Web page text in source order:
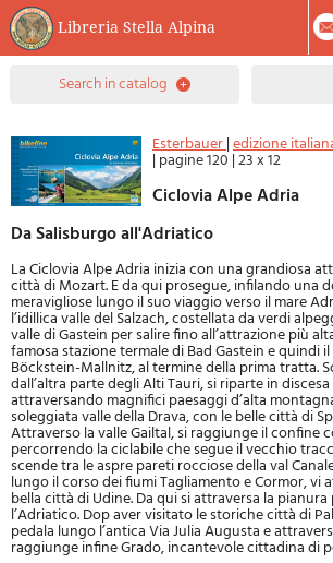
Libreria Stella Alpina
0Item(s) In Your Cart
Facebook
Create Account
search in catalog
Esterbauer|edizione
| pagine 120 |23 x 12
Ciclovia Alpe Adria
Da Salisburgo all'Adriatico
La Ciclovia Alpe Adria inizia con una grandiosa
città di Mozart. E da qui prosegue, infilando una
meravigliose lungo il suo viaggio verso il mare
l’idillica valle del Salzach, costellata da verdi
valle di Gastein per salire fino all’attrazione più
famosa stazione termale di Bad Gastein e quindi
Böckstein-Mallnitz, al termine della prima tratta.
dall’altra parte degli Alti Tauri, si riparte in
attraversando magnifici paesaggi d’alta
soleggiata valle della Drava, con le belle città di
Attraverso la valle Gailtal, si raggiunge il confine
percorrendo la ciclabile che segue il vecchio
scende tra le aspre pareti rocciose della val
lungo il corso dei fiumi Tagliamento e Cormor, vi
bella città di Udine. Da qui si attraversa la
l’Adriatico. Dop aver visitato le storiche città di
pedala lungo l’antica Via Julia Augusta e
raggiunge infine Grado, incantevole cittadina di